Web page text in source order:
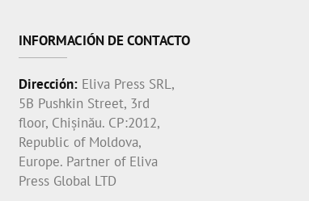
INFORMACIÓN DE CONTACTO
Dirección: Eliva Press SRL,
5B Pushkin Street, 3rd
floor, Chișinău. CP:2012,
Republic of Moldova,
Europe. Partner of Eliva
Press Global LTD